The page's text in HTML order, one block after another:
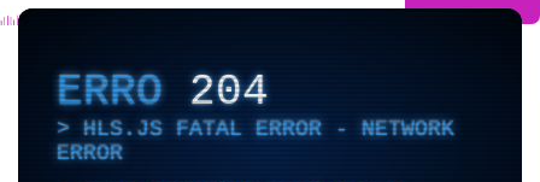
ERRO204
HLS.JS FATAL ERROR - NETWORK
ERROR